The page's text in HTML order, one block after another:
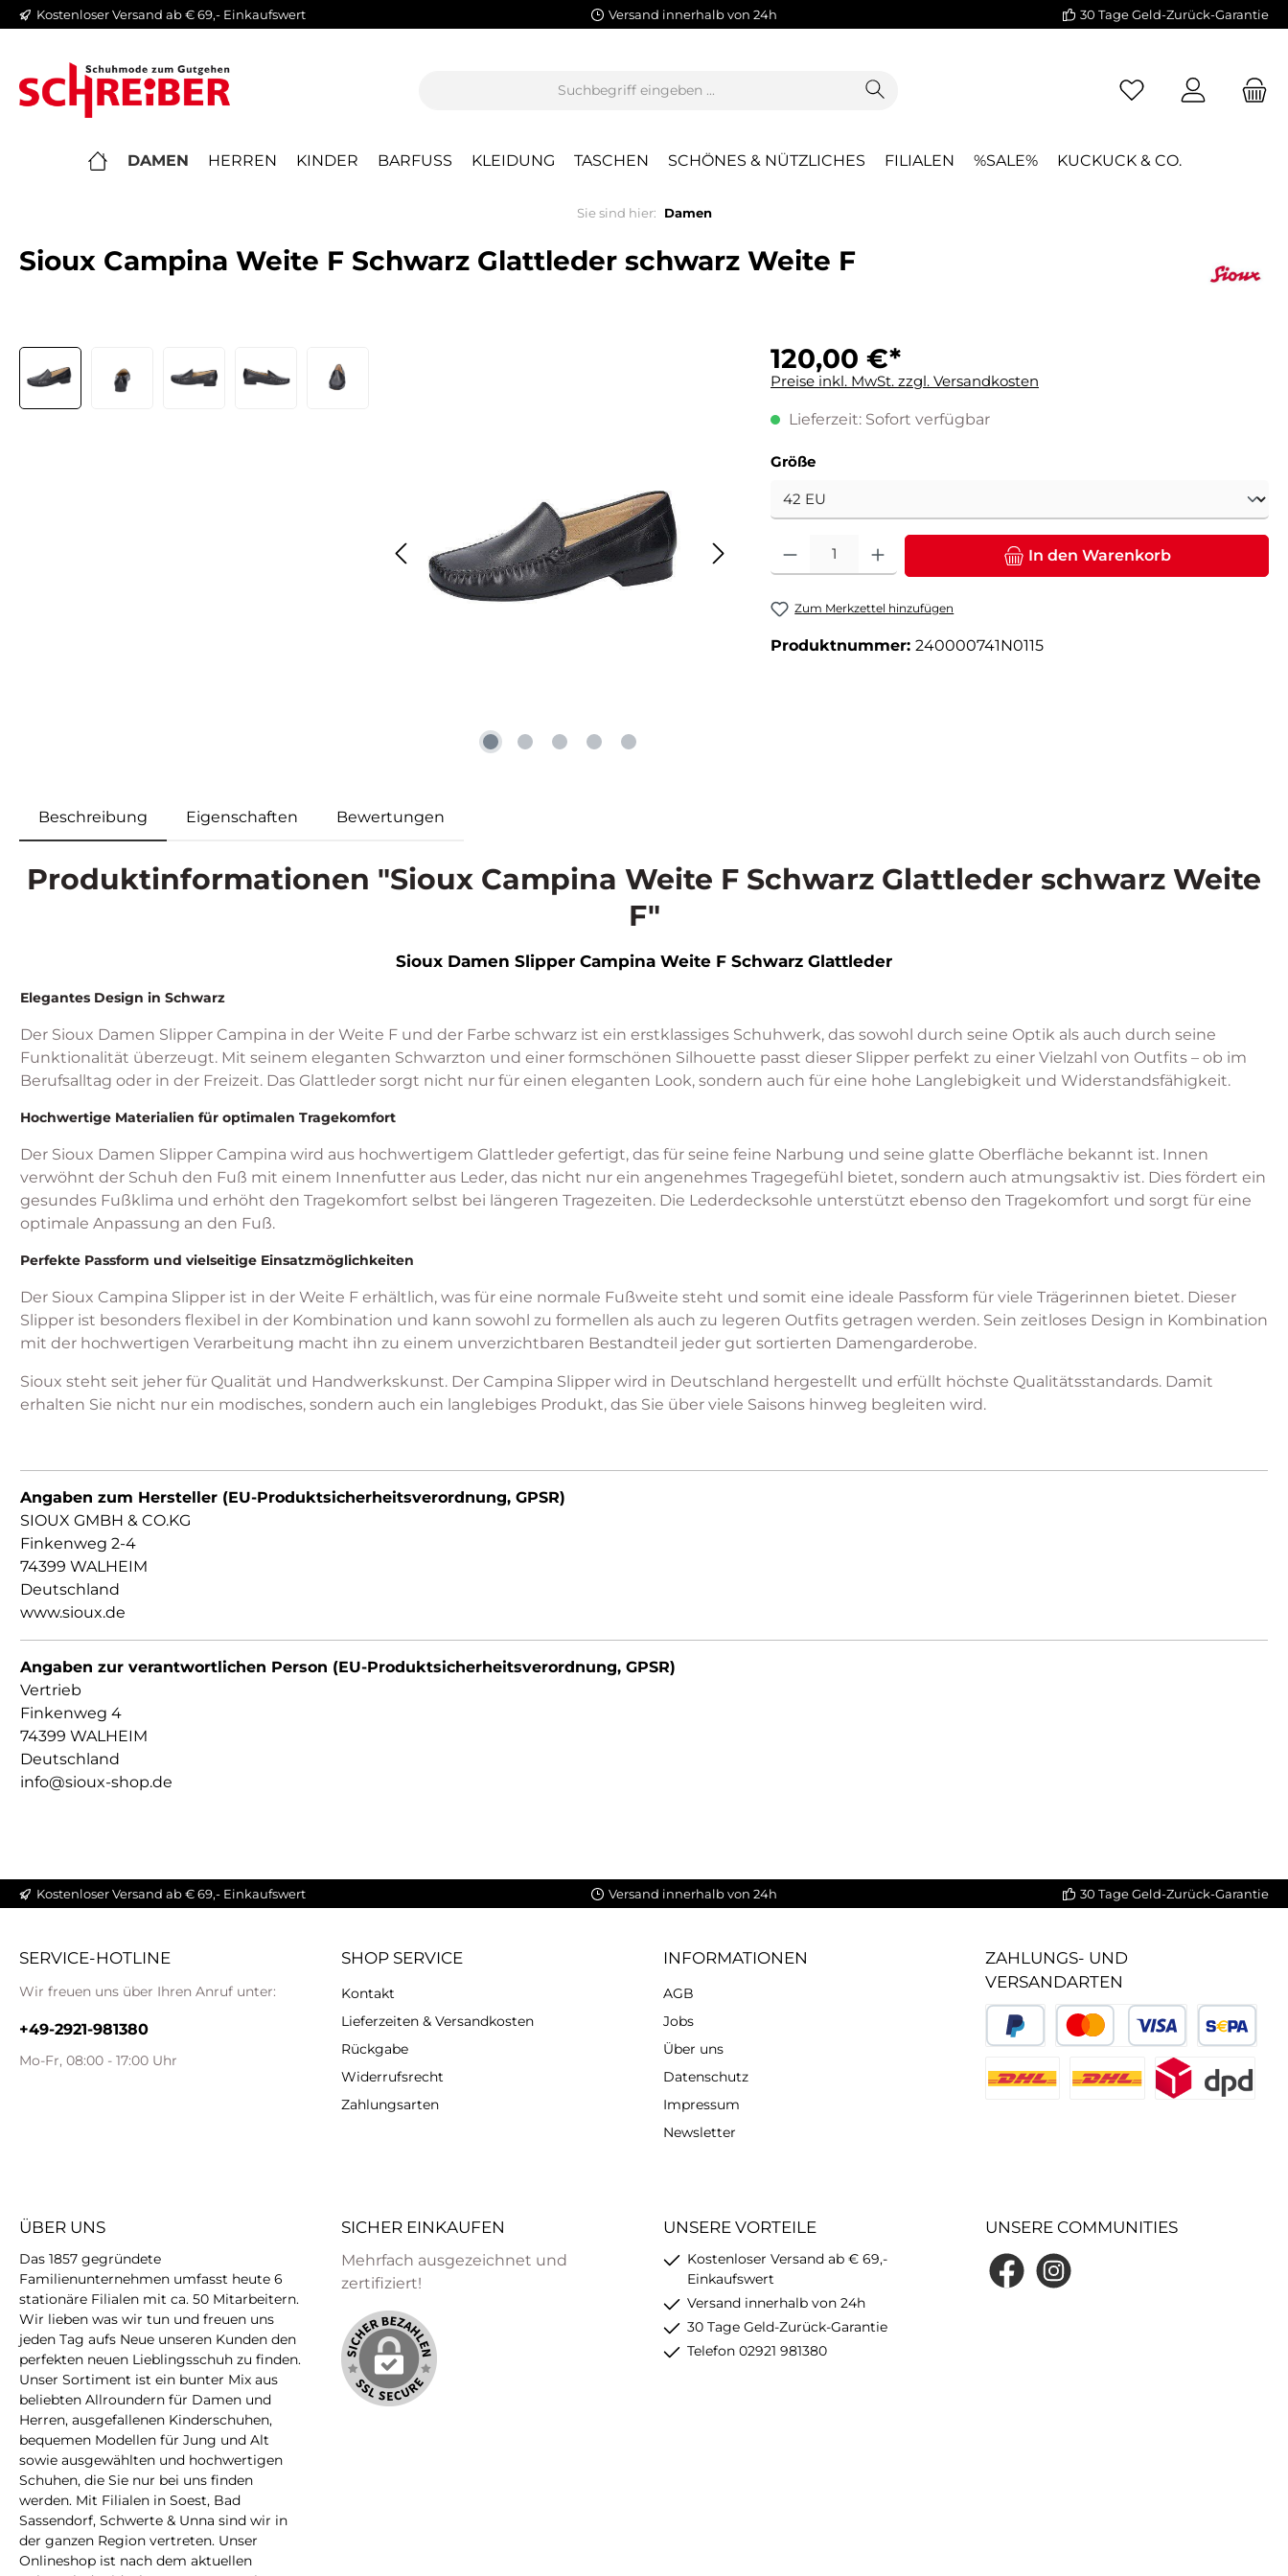
Zur Hauptnavigation springen
Kostenloser Versand ab € 69,- Einkaufswert Versand innerhalb von 24h 30 Tage Geld-Zurück-Garantie
DAMEN HERREN KINDER BARFUSS KLEIDUNG TASCHEN SCHÖNES & NÜTZLICHES FILIALEN %SALE% KUCKUCK & CO.
Sie sind hier: Damen
Sioux Campina Weite F Schwarz Glattleder schwarz Weite F
Bildergalerie überspringen 120,00 €*
Preise inkl. MwSt. zzgl. Versandkosten
Lieferzeit: Sofort verfügbar
Größeauswählen
Produkt Anzahl: Gib den gewünschten Wert ein oder benutze die Schaltflächen um die
In den Warenkorb
Zum Merkzettel hinzufügen
Produktnummer: 240000741N0115
Beschreibung Eigenschaften Bewertungen
Produktinformationen "Sioux Campina Weite F Schwarz Glattleder schwarz Weite
F"
Sioux Damen Slipper Campina Weite F Schwarz Glattleder
Elegantes Design in Schwarz
Der Sioux Damen Slipper Campina in der Weite F und der Farbe schwarz ist ein erstklassiges Schuhwerk, das sowohl durch seine Optik als auch durch seine
Funktionalität überzeugt. Mit seinem eleganten Schwarzton und einer formschönen Silhouette passt dieser Slipper perfekt zu einer Vielzahl von Outfits – ob im
Berufsalltag oder in der Freizeit. Das Glattleder sorgt nicht nur für einen eleganten Look, sondern auch für eine hohe Langlebigkeit und Widerstandsfähigkeit.
Hochwertige Materialien für optimalen Tragekomfort
Der Sioux Damen Slipper Campina wird aus hochwertigem Glattleder gefertigt, das für seine feine Narbung und seine glatte Oberfläche bekannt ist. Innen
verwöhnt der Schuh den Fuß mit einem Innenfutter aus Leder, das nicht nur ein angenehmes Tragegefühl bietet, sondern auch atmungsaktiv ist. Dies fördert ein
gesundes Fußklima und erhöht den Tragekomfort selbst bei längeren Tragezeiten. Die Lederdecksohle unterstützt ebenso den Tragekomfort und sorgt für eine
optimale Anpassung an den Fuß.
Perfekte Passform und vielseitige Einsatzmöglichkeiten
Der Sioux Campina Slipper ist in der Weite F erhältlich, was für eine normale Fußweite steht und somit eine ideale Passform für viele Trägerinnen bietet. Dieser
Slipper ist besonders flexibel in der Kombination und kann sowohl zu formellen als auch zu legeren Outfits getragen werden. Sein zeitloses Design in Kombination
mit der hochwertigen Verarbeitung macht ihn zu einem unverzichtbaren Bestandteil jeder gut sortierten Damengarderobe.
Sioux steht seit jeher für Qualität und Handwerkskunst. Der Campina Slipper wird in Deutschland hergestellt und erfüllt höchste Qualitätsstandards. Damit
erhalten Sie nicht nur ein modisches, sondern auch ein langlebiges Produkt, das Sie über viele Saisons hinweg begleiten wird.
Angaben zum Hersteller (EU-Produktsicherheitsverordnung, GPSR)
SIOUX GMBH & CO.KG
Finkenweg 2-4
74399 WALHEIM
Deutschland
www.sioux.de
Angaben zur verantwortlichen Person (EU-Produktsicherheitsverordnung, GPSR)
Vertrieb
Finkenweg 4
74399 WALHEIM
Deutschland
info@sioux-shop.de
Kostenloser Versand ab € 69,- Einkaufswert Versand innerhalb von 24h 30 Tage Geld-Zurück-Garantie
SERVICE-HOTLINE
Wir freuen uns über Ihren Anruf unter:
+49-2921-981380
Mo-Fr, 08:00 - 17:00 Uhr
SHOP SERVICE
Kontakt
Lieferzeiten & Versandkosten
Rückgabe
Widerrufsrecht
Zahlungsarten
INFORMATIONEN
AGB
Jobs
Über uns
Datenschutz
Impressum
Newsletter
ZAHLUNGS- UND
VERSANDARTEN
ÜBER UNS
Das 1857 gegründete
Familienunternehmen umfasst heute 6
stationäre Filialen mit ca. 50 Mitarbeitern.
Wir lieben was wir tun und freuen uns
jeden Tag aufs Neue unseren Kunden den
perfekten neuen Lieblingsschuh zu finden.
Unser Sortiment ist ein bunter Mix aus
beliebten Allroundern für Damen und
Herren, ausgefallenen Kinderschuhen,
bequemen Modellen für Jung und Alt
sowie ausgewählten und hochwertigen
Schuhen, die Sie nur bei uns finden
werden. Mit Filialen in Soest, Bad
Sassendorf, Schwerte & Unna sind wir in
der ganzen Region vertreten. Unser
Onlineshop ist nach dem aktuellen
SICHER EINKAUFEN
Mehrfach ausgezeichnet und
zertifiziert!
UNSERE VORTEILE
Kostenloser Versand ab € 69,-
Einkaufswert
Versand innerhalb von 24h
30 Tage Geld-Zurück-Garantie
Telefon 02921 981380
UNSERE COMMUNITIES